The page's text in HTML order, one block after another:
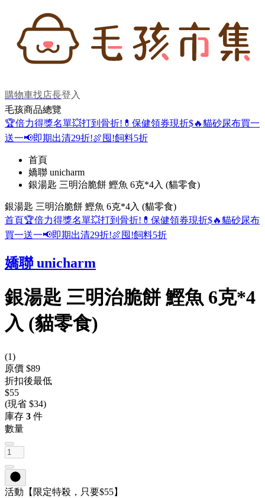
購物車找店長登入
毛孩商品總覽
🏆倍力得獎名單💥打到骨折! 💊保健領券現折$🔥貓砂尿布買一
送一📢即期出清29折!🍖囤!飼料5折
首頁
嬌聯 unicharm
銀湯匙 三明治脆餅 鰹魚 6克*4入 (貓零食)
銀湯匙 三明治脆餅 鰹魚 6克*4入 (貓零食)
首頁🏆倍力得獎名單💥打到骨折! 💊保健領券現折$🔥貓砂尿布
買一送一📢即期出清29折!🍖囤!飼料5折
嬌聯 unicharm
銀湯匙 三明治脆餅 鰹魚 6克*4
入 (貓零食)
(1)
原價 $89
折扣後最低
$55
(現省 $34)
庫存 3 件
數量
活動 【限定特殺，只要$55】